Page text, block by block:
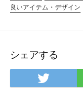
良いアイテム・デザイン
シェアする
で